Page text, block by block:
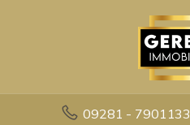
09281 - 7901133